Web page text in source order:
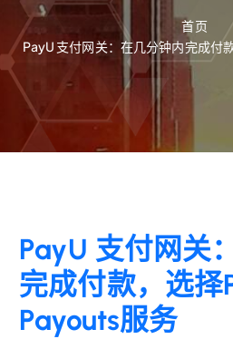
首页
PayU 支付网关：在几分钟内完成付
PayU 支付网关
完成付款，选择
Payouts服务